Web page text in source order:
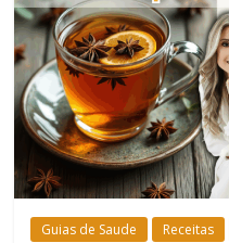
Estar
Guias de Saude Receitas